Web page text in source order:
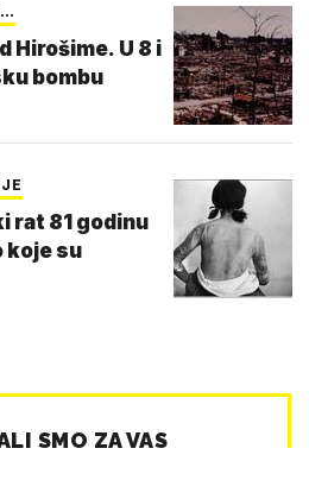
Hirošime. U 8 i
bombu
rat 81 godinu
koje su